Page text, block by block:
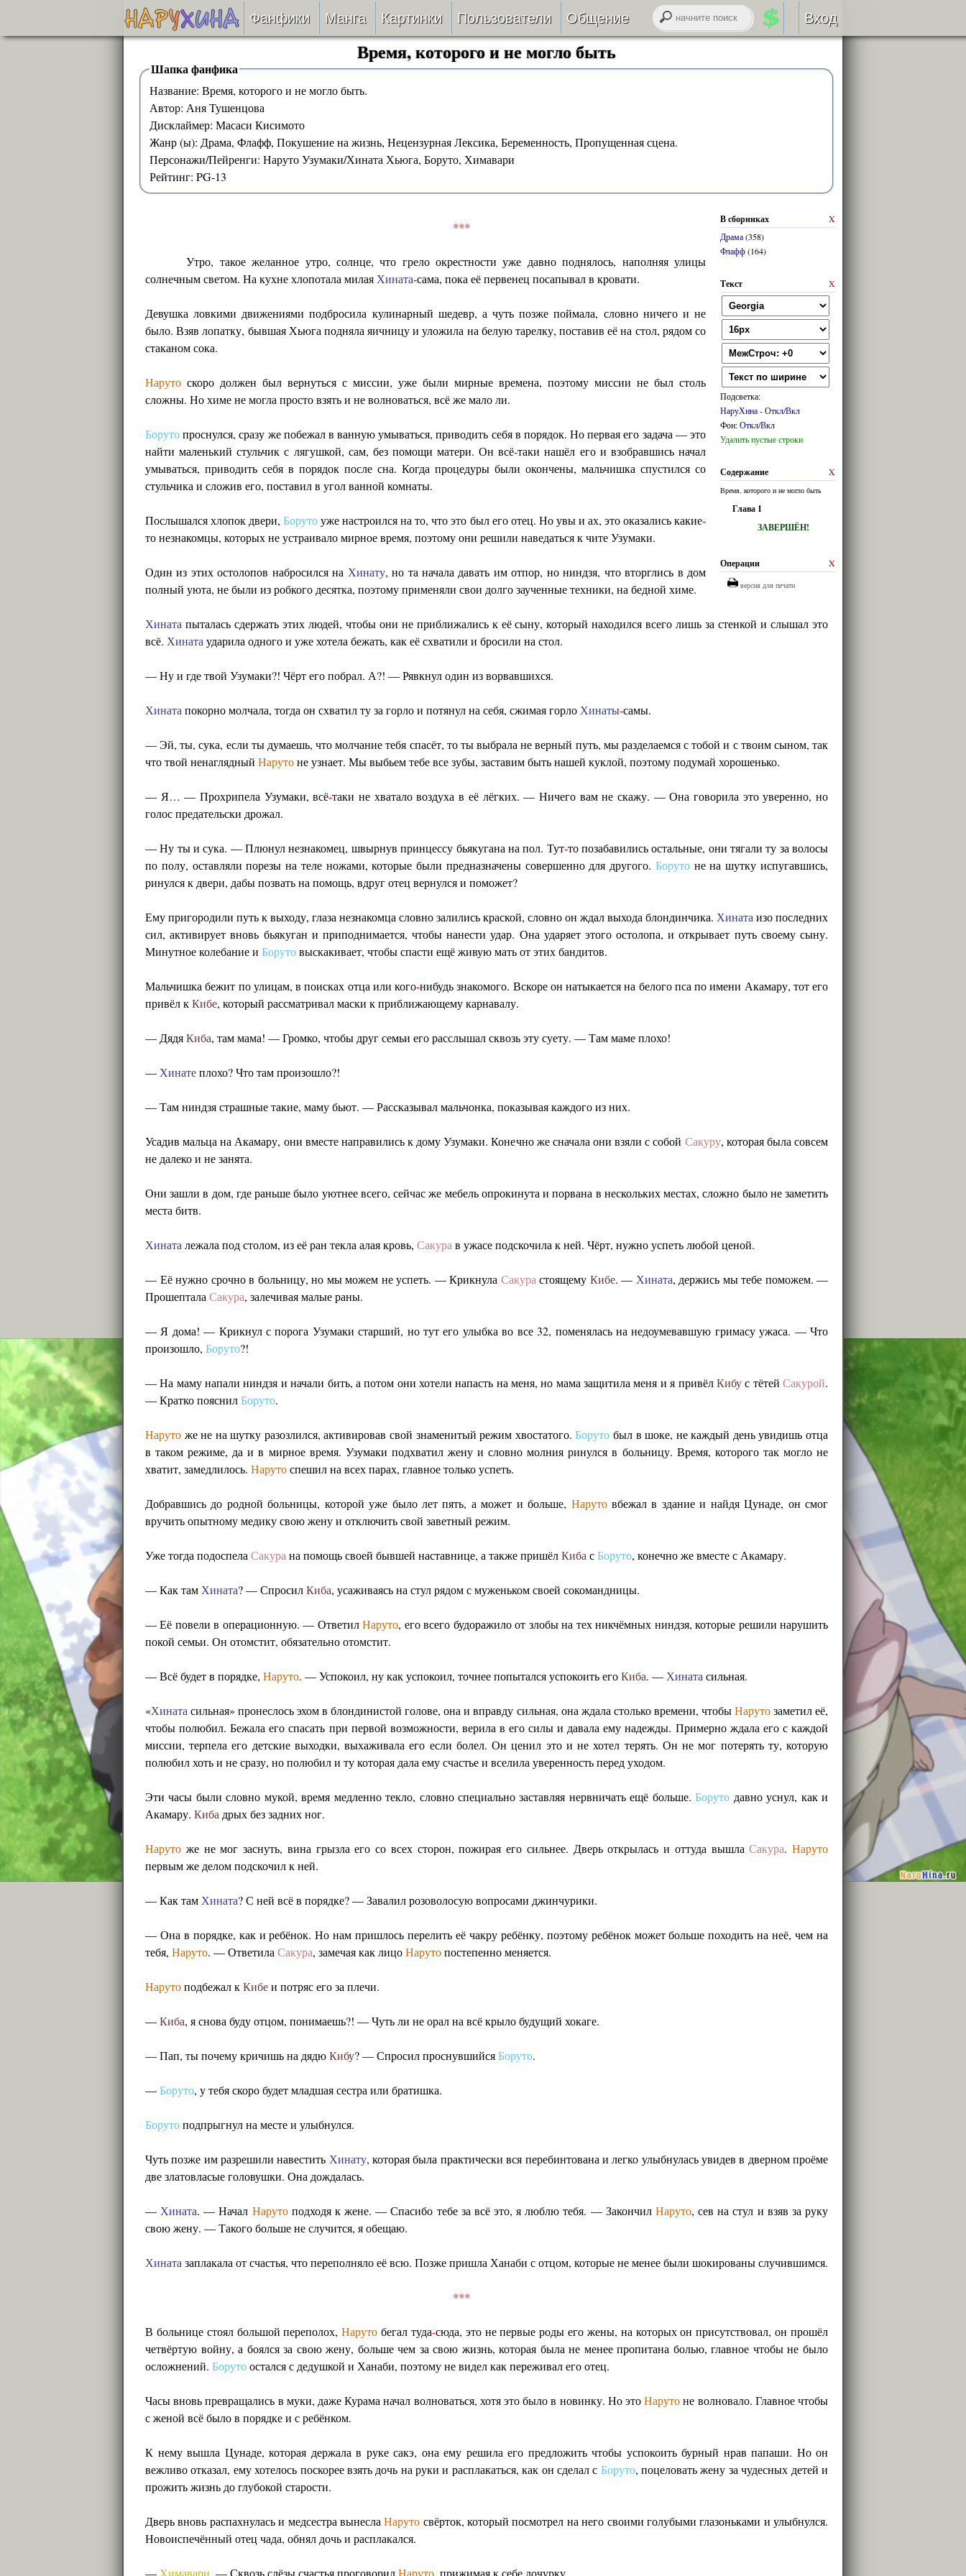
Фанфики
Сборники
Подобрать
Рецензии
Манга Картинки Пользователи
Авторы
VIP
Общение
Блог
Вход
Авторизация
регистрация
забыли логин или пароль?
Время, которого и не могло быть
Шапка фанфика
Название: Время, которого и не могло быть.
Автор: Аня Тушенцова
Дисклаймер: Масаси Кисимото
Жанр (ы): Драма, Флафф, Покушение на жизнь, Нецензурная Лексика, Беременность, Пропущенная сцена.
Персонажи/Пейренги: Наруто Узумаки/Хината Хьюга, Боруто, Химавари
Рейтинг: PG-13
X
В сборниках
Драма(358)
Флафф(164)
X
Текст
Подсветка:
НаруХина-Откл/Вкл
Фон:Откл/Вкл
Удалить пустые строки
X
Содержание
Время, которого и не могло быть
Глава 1
ЗАВЕРШЁН!
X
Операции
версия для печати
***
Утро, такое желанное утро, солнце, что грело окрестности уже давно поднялось, наполняя улицы
солнечным светом. На кухне хлопотала милая Хината-сама, пока её первенец посапывал в кровати.
Девушка ловкими движениями подбросила кулинарный шедевр, а чуть позже поймала, словно ничего и не
было. Взяв лопатку, бывшая Хьюга подняла яичницу и уложила на белую тарелку, поставив её на стол, рядом со
стаканом сока.
Наруто скоро должен был вернуться с миссии, уже были мирные времена, поэтому миссии не был столь
сложны. Но химе не могла просто взять и не волноваться, всё же мало ли.
Борутопроснулся, сразу же побежал в ванную умываться, приводить себя в порядок. Но первая его задача — это
найти маленький стульчик с лягушкой, сам, без помощи матери. Он всё-таки нашёл его и взобравшись начал
умываться, приводить себя в порядок после сна. Когда процедуры были окончены, мальчишка спустился со
стульчика и сложив его, поставил в угол ванной комнаты.
Послышался хлопок двери,Борутоуже настроился на то, что это был его отец. Но увы и ах, это оказались какие-
то незнакомцы, которых не устраивало мирное время, поэтому они решили наведаться к чите Узумаки.
Один из этих остолопов набросился на Хинату, но та начала давать им отпор, но ниндзя, что вторглись в дом
полный уюта, не были из робкого десятка, поэтому применяли свои долго заученные техники, на бедной химе.
Хината пыталась сдержать этих людей, чтобы они не приближались к её сыну, который находился всего лишь за стенкой и слышал это
всё. Хината ударила одного и уже хотела бежать, как её схватили и бросили на стол.
— Ну и где твой Узумаки?! Чёрт его побрал. А?! — Рявкнул один из ворвавшихся.
Хината покорно молчала, тогда он схватил ту за горло и потянул на себя, сжимая горло Хинаты-самы.
— Эй, ты, сука, если ты думаешь, что молчание тебя спасёт, то ты выбрала не верный путь, мы разделаемся с тобой и с твоим сыном, так
что твой ненаглядный Нарутоне узнает. Мы выбьем тебе все зубы, заставим быть нашей куклой, поэтому подумай хорошенько.
— Я… — Прохрипела Узумаки, всё-таки не хватало воздуха в её лёгких. — Ничего вам не скажу. — Она говорила это уверенно, но
голос предательски дрожал.
— Ну ты и сука. — Плюнул незнакомец, швырнув принцессу бьякугана на пол. Тут-то позабавились остальные, они тягали ту за волосы
по полу, оставляли порезы на теле ножами, которые были предназначены совершенно для другого. Борутоне на шутку испугавшись,
ринулся к двери, дабы позвать на помощь, вдруг отец вернулся и поможет?
Ему пригородили путь к выходу, глаза незнакомца словно залились краской, словно он ждал выхода блондинчика. Хината изо последних
сил, активирует вновь бьякуган и приподнимается, чтобы нанести удар. Она ударяет этого остолопа, и открывает путь своему сыну.
Минутное колебание и Борутовыскакивает, чтобы спасти ещё живую мать от этих бандитов.
Мальчишка бежит по улицам, в поисках отца или кого-нибудь знакомого. Вскоре он натыкается на белого пса по имени Акамару, тот его
привёл кКибе, который рассматривал маски к приближающему карнавалу.
— ДядяКиба, там мама! — Громко, чтобы друг семьи его расслышал сквозь эту суету. — Там маме плохо!
— Хинатеплохо? Что там произошло?!
— Там ниндзя страшные такие, маму бьют. — Рассказывал мальчонка, показывая каждого из них.
Усадив мальца на Акамару, они вместе направились к дому Узумаки. Конечно же сначала они взяли с собой Сакуру, которая была совсем
не далеко и не занята.
Они зашли в дом, где раньше было уютнее всего, сейчас же мебель опрокинута и порвана в нескольких местах, сложно было не заметить
места битв.
Хината лежала под столом, из её ран текла алая кровь, Сакура в ужасе подскочила к ней. Чёрт, нужно успеть любой ценой.
— Её нужно срочно в больницу, но мы можем не успеть. — Крикнула Сакура стоящему Кибе. — Хината, держись мы тебе поможем. —
Прошептала Сакура, залечивая малые раны.
— Я дома! — Крикнул с порога Узумаки старший, но тут его улыбка во все 32, поменялась на недоумевавшую гримасу ужаса. — Что
произошло, Боруто?!
— На маму напали ниндзя и начали бить, а потом они хотели напасть на меня, но мама защитила меня и я привёлКибус тётейСакурой.
— Кратко пояснилБоруто.
Наруто же не на шутку разозлился, активировав свой знаменитый режим хвостатого.Боруто был в шоке, не каждый день увидишь отца
в таком режиме, да и в мирное время. Узумаки подхватил жену и словно молния ринулся в больницу. Время, которого так могло не
хватит, замедлилось. Нарутоспешил на всех парах, главное только успеть.
Добравшись до родной больницы, которой уже было лет пять, а может и больше, Нарутовбежал в здание и найдя Цунаде, он смог
вручить опытному медику свою жену и отключить свой заветный режим.
Уже тогда подоспела Сакура на помощь своей бывшей наставнице, а также пришёлКиба сБоруто, конечно же вместе с Акамару.
— Как там Хината? — СпросилКиба, усаживаясь на стул рядом с муженьком своей сокомандницы.
— Её повели в операционную. — ОтветилНаруто, его всего будоражило от злобы на тех никчёмных ниндзя, которые решили нарушить
покой семьи. Он отомстит, обязательно отомстит.
— Всё будет в порядке, Наруто. — Успокоил, ну как успокоил, точнее попытался успокоить егоКиба. — Хината сильная.
«Хината сильная» пронеслось эхом в блондинистой голове, она и вправду сильная, она ждала столько времени, чтобыНарутозаметил её,
чтобы полюбил. Бежала его спасать при первой возможности, верила в его силы и давала ему надежды. Примерно ждала его с каждой
миссии, терпела его детские выходки, выхаживала его если болел. Он ценил это и не хотел терять. Он не мог потерять ту, которую
полюбил хоть и не сразу, но полюбил и ту которая дала ему счастье и вселила уверенность перед уходом.
Эти часы были словно мукой, время медленно текло, словно специально заставляя нервничать ещё больше.Боруто давно уснул, как и
Акамару. Киба дрых без задних ног.
Наруто же не мог заснуть, вина грызла его со всех сторон, пожирая его сильнее. Дверь открылась и оттуда вышлаСакура. Наруто
первым же делом подскочил к ней.
— Как там Хината? С ней всё в порядке? — Завалил розоволосую вопросами джинчурики.
— Она в порядке, как и ребёнок. Но нам пришлось перелить её чакру ребёнку, поэтому ребёнок может больше походить на неё, чем на
тебя, Наруто. — Ответила Сакура, замечая как лицоНарутопостепенно меняется.
Нарутоподбежал кКибеи потряс его за плечи.
—Киба, я снова буду отцом, понимаешь?! — Чуть ли не орал на всё крыло будущий хокаге.
— Пап, ты почему кричишь на дядюКибу? — Спросил проснувшийсяБоруто.
—Боруто, у тебя скоро будет младшая сестра или братишка.
Борутоподпрыгнул на месте и улыбнулся.
Чуть позже им разрешили навестить Хинату, которая была практически вся перебинтована и легко улыбнулась увидев в дверном проёме
две златовласые головушки. Она дождалась.
— Хината. — Начал Нарутоподходя к жене. — Спасибо тебе за всё это, я люблю тебя. — Закончил Наруто, сев на стул и взяв за руку
свою жену. — Такого больше не случится, я обещаю.
Хината заплакала от счастья, что переполняло её всю. Позже пришла Ханаби с отцом, которые не менее были шокированы случившимся.
***
В больнице стоял большой переполох,Наруто бегал туда-сюда, это не первые роды его жены, на которых он присутствовал, он прошёл
четвёртую войну, а боялся за свою жену, больше чем за свою жизнь, которая была не менее пропитана болью, главное чтобы не было
осложнений. Борутоостался с дедушкой и Ханаби, поэтому не видел как переживал его отец.
Часы вновь превращались в муки, даже Курама начал волноваться, хотя это было в новинку. Но этоНарутоне волновало. Главное чтобы
с женой всё было в порядке и с ребёнком.
К нему вышла Цунаде, которая держала в руке сакэ, она ему решила его предложить чтобы успокоить бурный нрав папаши. Но он
вежливо отказал, ему хотелось поскорее взять дочь на руки и расплакаться, как он сделал с Боруто, поцеловать жену за чудесных детей и
прожить жизнь до глубокой старости.
Дверь вновь распахнулась и медсестра вынеслаНаруто свёрток, который посмотрел на него своими голубыми глазоньками и улыбнулся.
Новоиспечённый отец чада, обнял дочь и расплакался.
— Химавари . — Сквозь слёзы счастья проговорилНаруто , прижимая к себе дочурку.